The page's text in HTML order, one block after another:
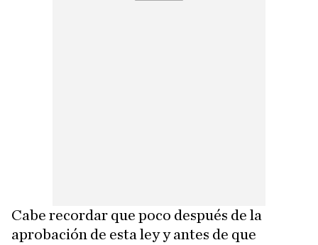
Cabe recordar que poco después de la
aprobación de esta ley y antes de que